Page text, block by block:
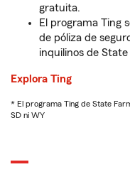
gratuita.
El programa Ting
de póliza de
inquilinos de State
Explora Ting
* El programa Ting de State
SD ni WY